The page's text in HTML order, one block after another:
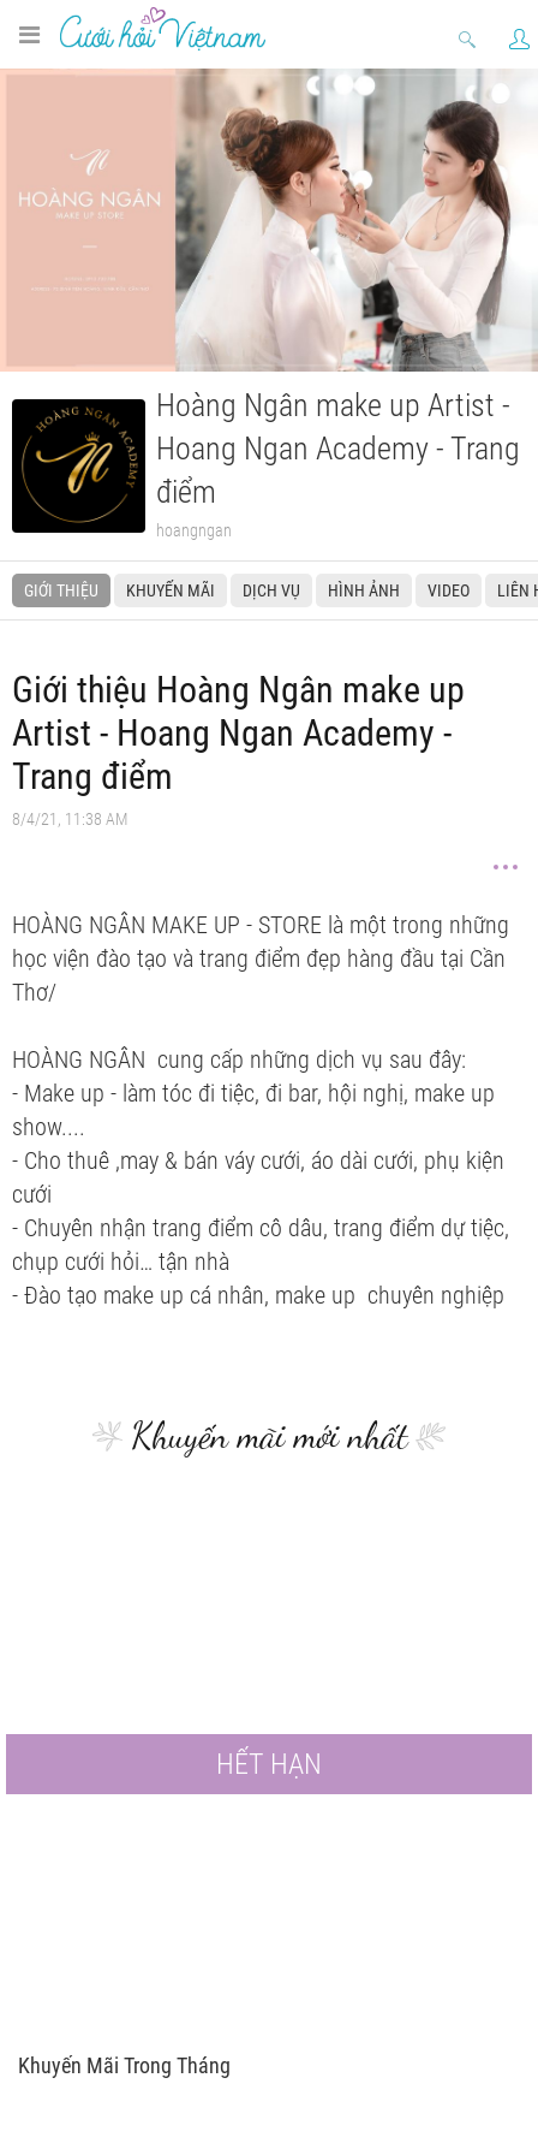
Hoàng Ngân make up Artist -
Hoang Ngan Academy - Trang
điểm
hoangngan
GIỚI THIỆU KHUYẾN MÃI DỊCH VỤ HÌNH ẢNH VIDEO LIÊN
Giới thiệu Hoàng Ngân make up
Artist - Hoang Ngan Academy -
Trang điểm
8/4/21, 11:38 AM
HOÀNG NGÂN MAKE UP - STORE là một trong những
học viện đào tạo và trang điểm đẹp hàng đầu tại Cần
Thơ/
HOÀNG NGÂN cung cấp những dịch vụ sau đây:
- Make up - làm tóc đi tiệc, đi bar, hội nghị, make up
show....
- Cho thuê ,may & bán váy cưới, áo dài cưới, phụ kiện
cưới
- Chuyên nhận trang điểm cô dâu, trang điểm dự tiệc,
chụp cưới hỏi… tận nhà
- Đào tạo make up cá nhân, make up chuyên nghiệp
Khuyến mãi mới nhất
HẾT HẠN
Khuyến Mãi Trong Tháng